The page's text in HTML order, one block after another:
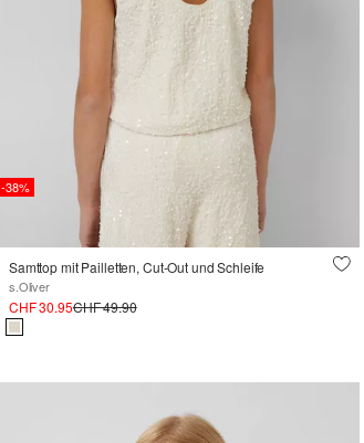
-38%
Samttop mit Pailletten, Cut-Out und Schleife
s.Oliver
CHF 30.95CHF 49.90